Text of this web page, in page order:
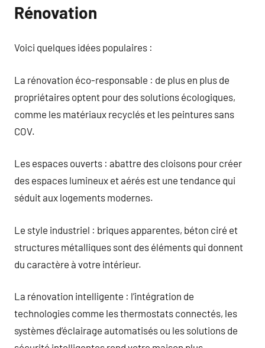
Rénovation
Voici quelques idées populaires :
La rénovation éco-responsable : de plus en plus de
propriétaires optent pour des solutions écologiques,
comme les matériaux recyclés et les peintures sans
COV.
Les espaces ouverts : abattre des cloisons pour créer
des espaces lumineux et aérés est une tendance qui
séduit aux logements modernes.
Le style industriel : briques apparentes, béton ciré et
structures métalliques sont des éléments qui donnent
du caractère à votre intérieur.
La rénovation intelligente : l’intégration de
technologies comme les thermostats connectés, les
systèmes d’éclairage automatisés ou les solutions de